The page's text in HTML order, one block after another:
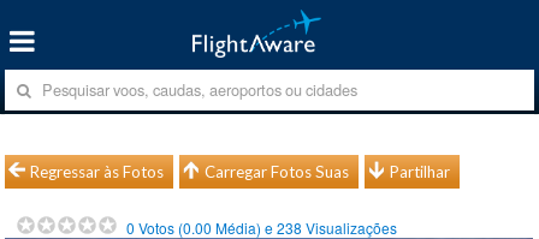
Regressar às Fotos Carregar Fotos Suas Partilhar
0 Votos (0.00 Média) e238 Visualizações